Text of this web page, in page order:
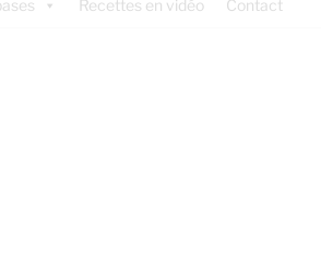
Recettes en vidéo Contact